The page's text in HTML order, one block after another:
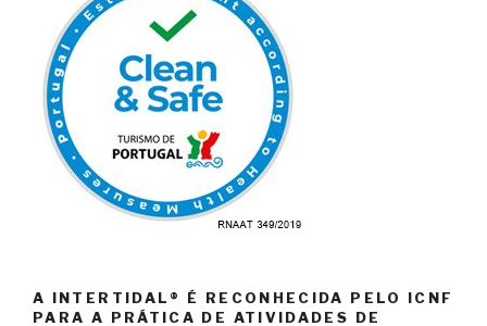
A INTERTIDAL® É RECONHECIDA PELO ICNF
PARA A PRÁTICA DE ATIVIDADES DE